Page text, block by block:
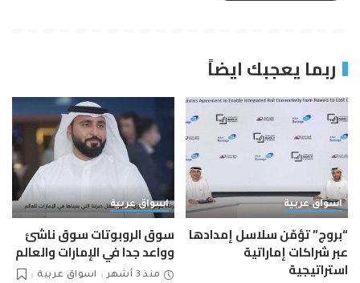
ربما يعجبك ايضاً
اسواق عربية
“بروج” تؤمّن سلاسل إمدادها
عبر شراكات إماراتية
استراتيجية
اسواق عربية
سوق الروبوتات سوق ناشئ
وواعد جدا في الإمارات والعالم
منذ 3 أشهر اسواق عربية